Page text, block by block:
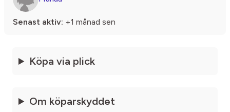
Senast aktiv: +1 månad sen
Köpa via plick
Om köparskyddet